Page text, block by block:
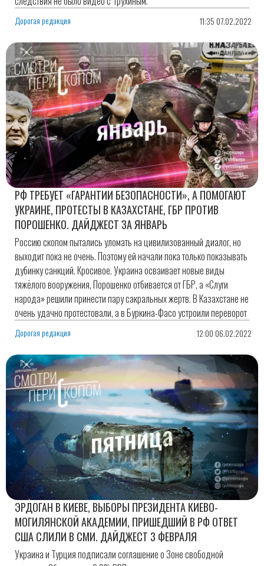
Дорогая редакция 11:35 07.02.2022
РФ ТРЕБУЕТ «ГАРАНТИИ БЕЗОПАСНОСТИ», А ПОМОГАЮТ
УКРАИНЕ, ПРОТЕСТЫ В КАЗАХСТАНЕ, ГБР ПРОТИВ
ПОРОШЕНКО. ДАЙДЖЕСТ ЗА ЯНВАРЬ
Россию скопом пытались уломать на цивилизованный диалог, но
выходит пока не очень. Поэтому ей начали пока только показывать
дубинку санкций. Кросивое. Украина осваивает новые виды
тяжёлого вооружения, Порошенко отбивается от ГБР, а «Слуги
народа» решили принести пару сакральных жертв. В Казахстане не
очень удачно протестовали, а в Буркина-Фасо устроили переворот
Дорогая редакция 12:00 06.02.2022
ЭРДОГАН В КИЕВЕ, ВЫБОРЫ ПРЕЗИДЕНТА КИЕВО-
МОГИЛЯНСКОЙ АКАДЕМИИ, ПРИШЕДШИЙ В РФ ОТВЕТ
США СЛИЛИ В СМИ. ДАЙДЖЕСТ 3 ФЕВРАЛЯ
Украина и Турция подписали соглашение о Зоне свободной